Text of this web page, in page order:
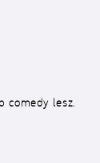
comedy lesz.